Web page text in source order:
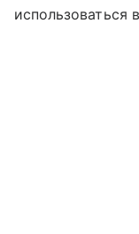
использоваться